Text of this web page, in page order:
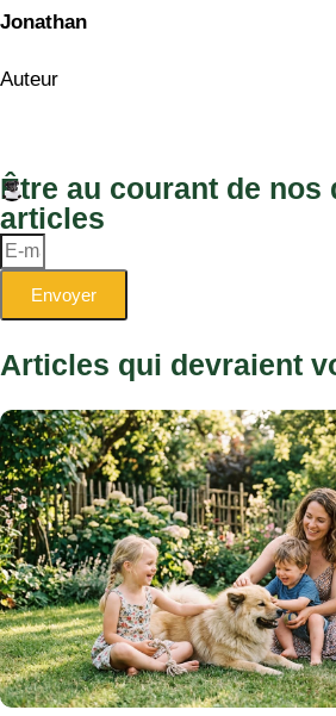
Jonathan
Auteur
Être au courant de nos
articles
Envoyer
Articles qui devraient